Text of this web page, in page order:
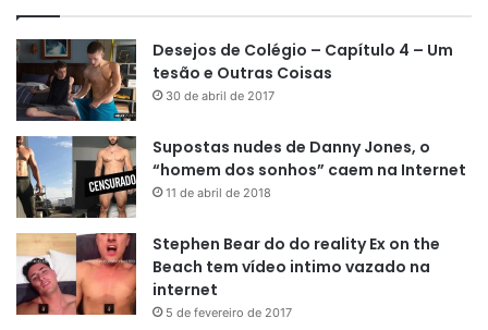
Desejos de Colégio – Capítulo 4 – Um
tesão e Outras Coisas
30 de abril de 2017
Supostas nudes de Danny Jones, o
“homem dos sonhos” caem na Internet
11 de abril de 2018
Stephen Bear do do reality Ex on the
Beach tem vídeo intimo vazado na
internet
5 de fevereiro de 2017